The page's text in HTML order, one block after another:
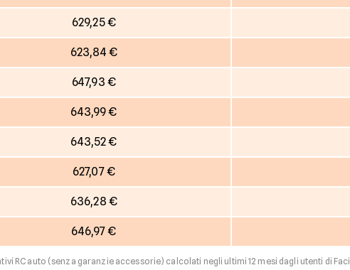
629,25 €
623,84 €
647,93 €
643,99 €
643,52 €
627,07 €
636,28 €
646,97 €
RC auto (senza garanzie accessorie) calcolati negli ultimi 12 mesi dagli utenti di